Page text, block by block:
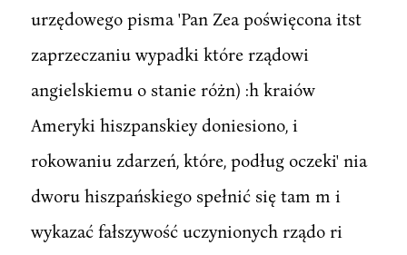
urzędowego pisma 'Pan Zea poświęcona itst
zaprzeczaniu wypadki które rządowi
angielskiemu o stanie różn) :h kraiów
Ameryki hiszpanskiey doniesiono, i
rokowaniu zdarzeń, które, podług oczeki' nia
dworu hiszpańskiego spełnić się tam m i
wykazać fałszywość uczynionych rządo ri